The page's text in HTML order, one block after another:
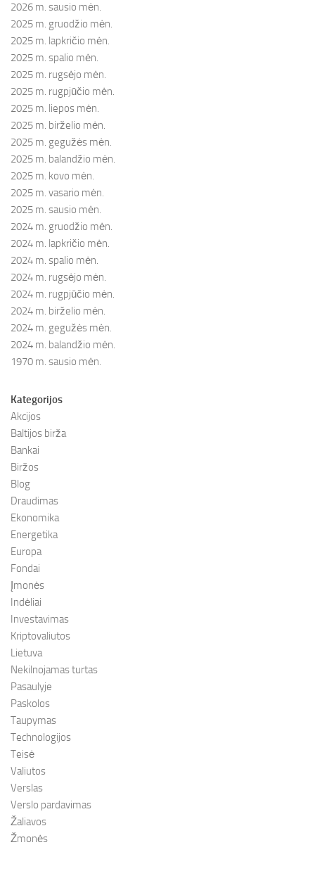
2026 m. sausio mėn.
2025 m. gruodžio mėn.
2025 m. lapkričio mėn.
2025 m. spalio mėn.
2025 m. rugsėjo mėn.
2025 m. rugpjūčio mėn.
2025 m. liepos mėn.
2025 m. birželio mėn.
2025 m. gegužės mėn.
2025 m. balandžio mėn.
2025 m. kovo mėn.
2025 m. vasario mėn.
2025 m. sausio mėn.
2024 m. gruodžio mėn.
2024 m. lapkričio mėn.
2024 m. spalio mėn.
2024 m. rugsėjo mėn.
2024 m. rugpjūčio mėn.
2024 m. birželio mėn.
2024 m. gegužės mėn.
2024 m. balandžio mėn.
1970 m. sausio mėn.
Kategorijos
Akcijos
Baltijos birža
Bankai
Biržos
Blog
Draudimas
Ekonomika
Energetika
Europa
Fondai
Įmonės
Indėliai
Investavimas
Kriptovaliutos
Lietuva
Nekilnojamas turtas
Pasaulyje
Paskolos
Taupymas
Technologijos
Teisė
Valiutos
Verslas
Verslo pardavimas
Žaliavos
Žmonės